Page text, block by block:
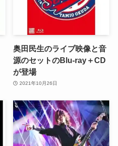
奥田民生のライブ映像と音
源のセットのBlu-ray＋CD
が登場
2021年10月26日